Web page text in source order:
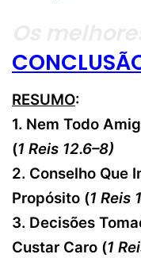
RESUMO:
1. Nem Todo
(1 Reis 12.6–8)
2. Conselho Que
Propósito (1 Reis
3. Decisões
Custar Caro (1